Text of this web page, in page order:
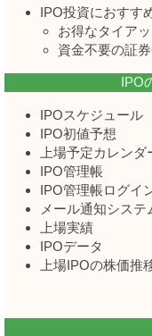
IPO投資におすす
お得なタイア
資金不要の証
IPO
IPOスケジュール
IPO初値予想
上場予定カレンダ
IPO管理帳
IPO管理帳ログイ
メール通知システ
上場実績
IPOデータ
上場IPOの株価推